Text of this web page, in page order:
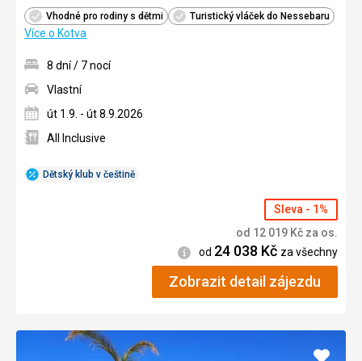
Vhodné pro rodiny s dětmi Turistický vláček do Nessebaru
Více o Kotva
Dětský klub v češtině
8 dní / 7 nocí
Vlastní
út 1.9. - út 8.9.2026
All Inclusive
Sleva - 1%
od 12 019 Kč za os.
Informace
od 24 038 Kč za všechny
Zobrazit detail zájezdu
Přidat